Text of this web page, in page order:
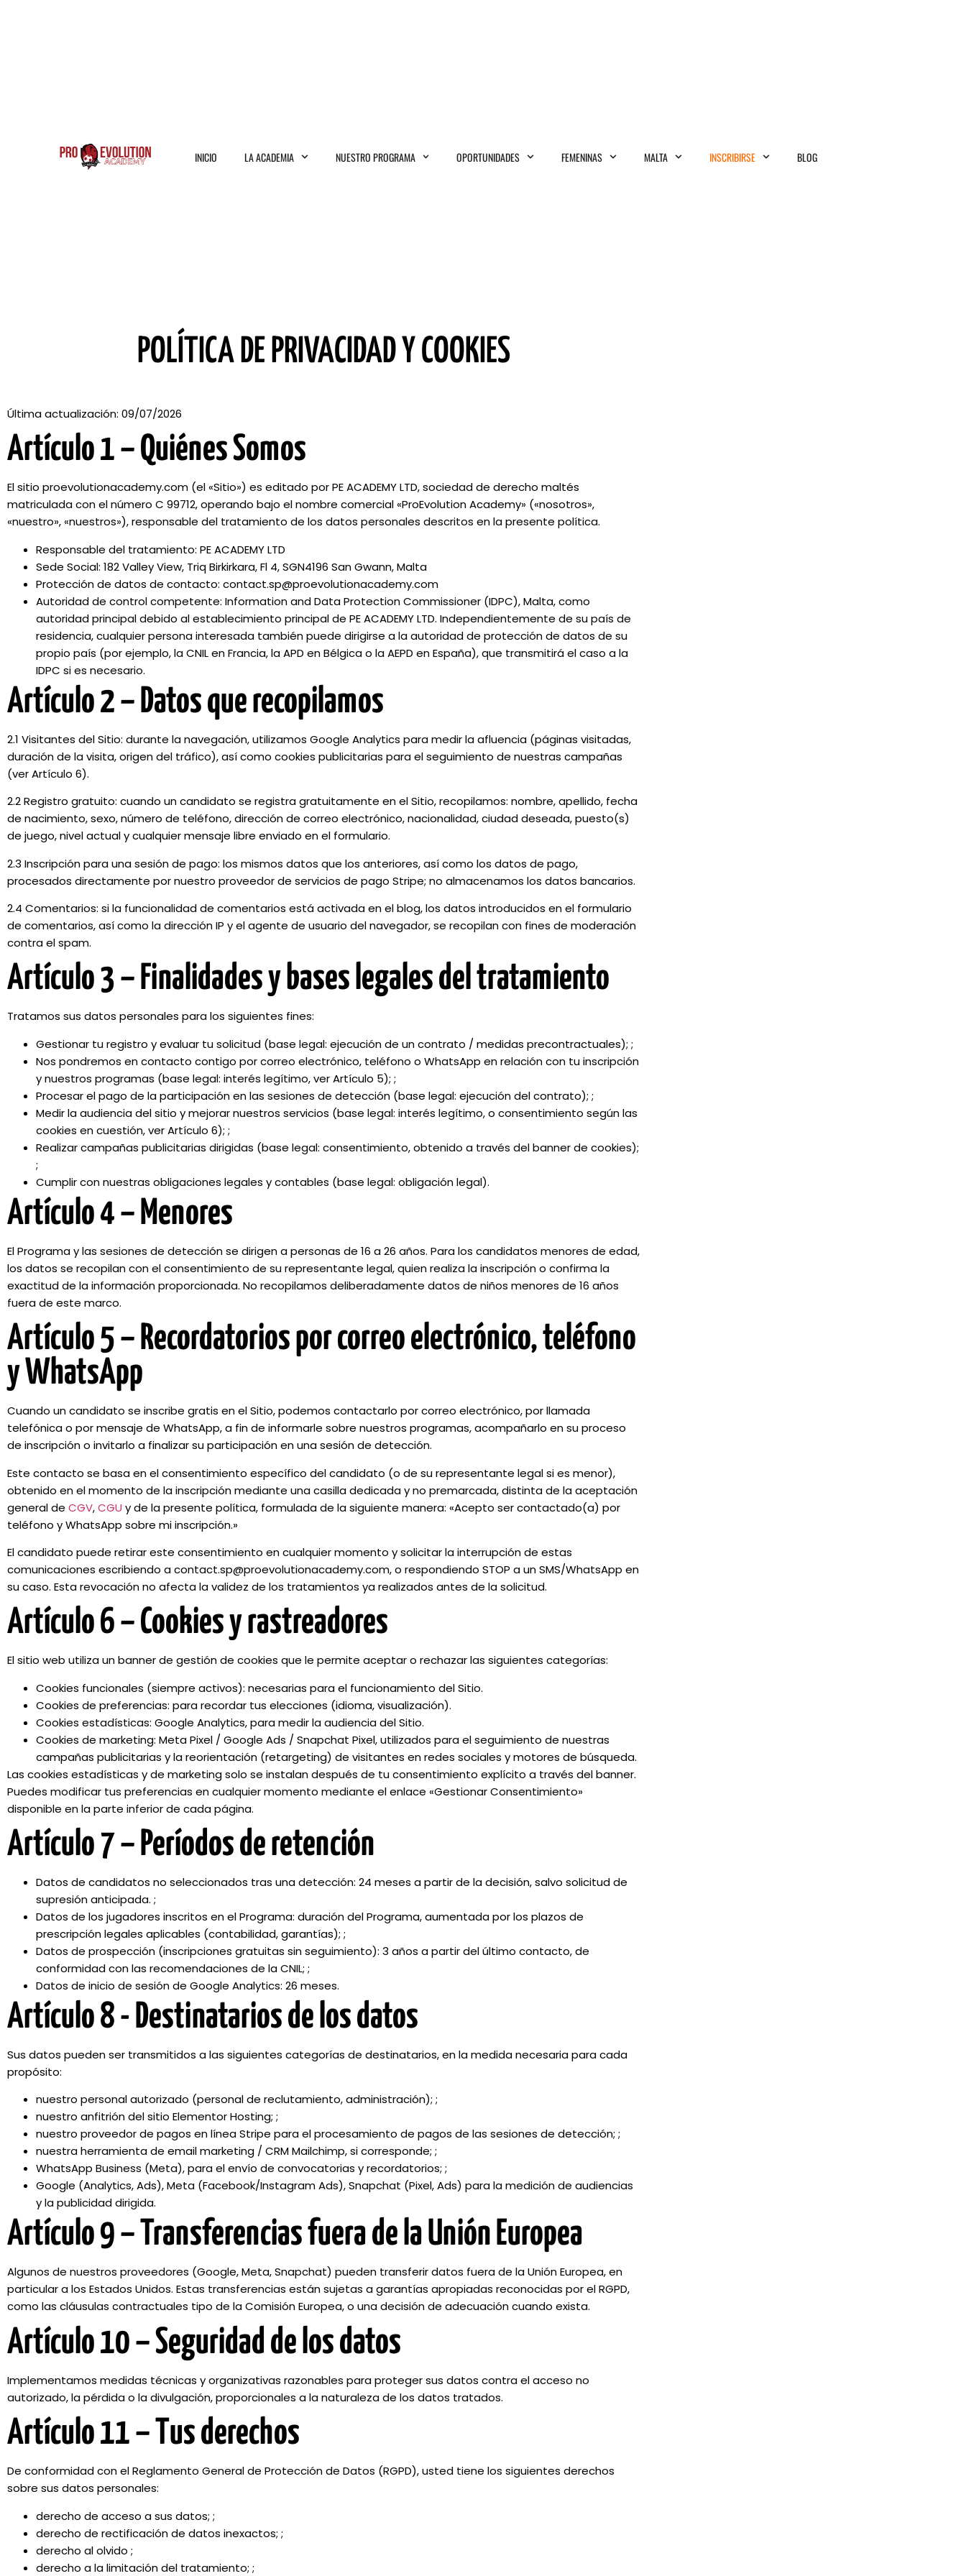
INICIO LA ACADEMIA NUESTRO PROGRAMA OPORTUNIDADES FEMENINAS MALTA INSCRIBIRSE BLOG
POLÍTICA DE PRIVACIDAD Y COOKIES
Última actualización: 09/07/2026
Artículo 1 – Quiénes Somos
El sitio proevolutionacademy.com (el «Sitio») es editado por PE ACADEMY LTD, sociedad de derecho maltés
matriculada con el número C 99712, operando bajo el nombre comercial «ProEvolution Academy» («nosotros»,
«nuestro», «nuestros»), responsable del tratamiento de los datos personales descritos en la presente política.
Responsable del tratamiento: PE ACADEMY LTD
Sede Social: 182 Valley View, Triq Birkirkara, Fl 4, SGN4196 San Gwann, Malta
Protección de datos de contacto: contact.sp@proevolutionacademy.com
Autoridad de control competente: Information and Data Protection Commissioner (IDPC), Malta, como
autoridad principal debido al establecimiento principal de PE ACADEMY LTD. Independientemente de su país de
residencia, cualquier persona interesada también puede dirigirse a la autoridad de protección de datos de su
propio país (por ejemplo, la CNIL en Francia, la APD en Bélgica o la AEPD en España), que transmitirá el caso a la
IDPC si es necesario.
Artículo 2 – Datos que recopilamos
2.1 Visitantes del Sitio: durante la navegación, utilizamos Google Analytics para medir la afluencia (páginas visitadas,
duración de la visita, origen del tráfico), así como cookies publicitarias para el seguimiento de nuestras campañas
(ver Artículo 6).
2.2 Registro gratuito: cuando un candidato se registra gratuitamente en el Sitio, recopilamos: nombre, apellido, fecha
de nacimiento, sexo, número de teléfono, dirección de correo electrónico, nacionalidad, ciudad deseada, puesto(s)
de juego, nivel actual y cualquier mensaje libre enviado en el formulario.
2.3 Inscripción para una sesión de pago: los mismos datos que los anteriores, así como los datos de pago,
procesados directamente por nuestro proveedor de servicios de pago Stripe; no almacenamos los datos bancarios.
2.4 Comentarios: si la funcionalidad de comentarios está activada en el blog, los datos introducidos en el formulario
de comentarios, así como la dirección IP y el agente de usuario del navegador, se recopilan con fines de moderación
contra el spam.
Artículo 3 – Finalidades y bases legales del tratamiento
Tratamos sus datos personales para los siguientes fines:
Gestionar tu registro y evaluar tu solicitud (base legal: ejecución de un contrato / medidas precontractuales); ;
Nos pondremos en contacto contigo por correo electrónico, teléfono o WhatsApp en relación con tu inscripción
y nuestros programas (base legal: interés legítimo, ver Artículo 5); ;
Procesar el pago de la participación en las sesiones de detección (base legal: ejecución del contrato); ;
Medir la audiencia del sitio y mejorar nuestros servicios (base legal: interés legítimo, o consentimiento según las
cookies en cuestión, ver Artículo 6); ;
Realizar campañas publicitarias dirigidas (base legal: consentimiento, obtenido a través del banner de cookies);
;
Cumplir con nuestras obligaciones legales y contables (base legal: obligación legal).
Artículo 4 – Menores
El Programa y las sesiones de detección se dirigen a personas de 16 a 26 años. Para los candidatos menores de edad,
los datos se recopilan con el consentimiento de su representante legal, quien realiza la inscripción o confirma la
exactitud de la información proporcionada. No recopilamos deliberadamente datos de niños menores de 16 años
fuera de este marco.
Artículo 5 – Recordatorios por correo electrónico, teléfono
y WhatsApp
Cuando un candidato se inscribe gratis en el Sitio, podemos contactarlo por correo electrónico, por llamada
telefónica o por mensaje de WhatsApp, a fin de informarle sobre nuestros programas, acompañarlo en su proceso
de inscripción o invitarlo a finalizar su participación en una sesión de detección.
Este contacto se basa en el consentimiento específico del candidato (o de su representante legal si es menor),
obtenido en el momento de la inscripción mediante una casilla dedicada y no premarcada, distinta de la aceptación
general de CGV,CGU y de la presente política, formulada de la siguiente manera: «Acepto ser contactado(a) por
teléfono y WhatsApp sobre mi inscripción.»
El candidato puede retirar este consentimiento en cualquier momento y solicitar la interrupción de estas
comunicaciones escribiendo a contact.sp@proevolutionacademy.com, o respondiendo STOP a un SMS/WhatsApp en
su caso. Esta revocación no afecta la validez de los tratamientos ya realizados antes de la solicitud.
Artículo 6 – Cookies y rastreadores
El sitio web utiliza un banner de gestión de cookies que le permite aceptar o rechazar las siguientes categorías:
Cookies funcionales (siempre activos): necesarias para el funcionamiento del Sitio.
Cookies de preferencias: para recordar tus elecciones (idioma, visualización).
Cookies estadísticas: Google Analytics, para medir la audiencia del Sitio.
Cookies de marketing: Meta Pixel / Google Ads / Snapchat Pixel, utilizados para el seguimiento de nuestras
campañas publicitarias y la reorientación (retargeting) de visitantes en redes sociales y motores de búsqueda.
Las cookies estadísticas y de marketing solo se instalan después de tu consentimiento explícito a través del banner.
Puedes modificar tus preferencias en cualquier momento mediante el enlace «Gestionar Consentimiento»
disponible en la parte inferior de cada página.
Artículo 7 – Períodos de retención
Datos de candidatos no seleccionados tras una detección: 24 meses a partir de la decisión, salvo solicitud de
supresión anticipada. ;
Datos de los jugadores inscritos en el Programa: duración del Programa, aumentada por los plazos de
prescripción legales aplicables (contabilidad, garantías); ;
Datos de prospección (inscripciones gratuitas sin seguimiento): 3 años a partir del último contacto, de
conformidad con las recomendaciones de la CNIL; ;
Datos de inicio de sesión de Google Analytics: 26 meses.
Artículo 8 - Destinatarios de los datos
Sus datos pueden ser transmitidos a las siguientes categorías de destinatarios, en la medida necesaria para cada
propósito:
nuestro personal autorizado (personal de reclutamiento, administración); ;
nuestro anfitrión del sitio Elementor Hosting; ;
nuestro proveedor de pagos en línea Stripe para el procesamiento de pagos de las sesiones de detección; ;
nuestra herramienta de email marketing / CRM Mailchimp, si corresponde; ;
WhatsApp Business (Meta), para el envío de convocatorias y recordatorios; ;
Google (Analytics, Ads), Meta (Facebook/Instagram Ads), Snapchat (Pixel, Ads) para la medición de audiencias
y la publicidad dirigida.
Artículo 9 – Transferencias fuera de la Unión Europea
Algunos de nuestros proveedores (Google, Meta, Snapchat) pueden transferir datos fuera de la Unión Europea, en
particular a los Estados Unidos. Estas transferencias están sujetas a garantías apropiadas reconocidas por el RGPD,
como las cláusulas contractuales tipo de la Comisión Europea, o una decisión de adecuación cuando exista.
Artículo 10 – Seguridad de los datos
Implementamos medidas técnicas y organizativas razonables para proteger sus datos contra el acceso no
autorizado, la pérdida o la divulgación, proporcionales a la naturaleza de los datos tratados.
Artículo 11 – Tus derechos
De conformidad con el Reglamento General de Protección de Datos (RGPD), usted tiene los siguientes derechos
sobre sus datos personales:
derecho de acceso a sus datos; ;
derecho de rectificación de datos inexactos; ;
derecho al olvido ;
derecho a la limitación del tratamiento; ;